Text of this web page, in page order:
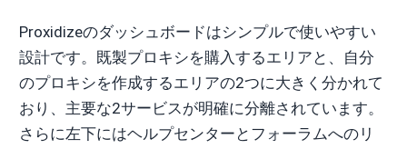
Proxidizeのダッシュボードはシンプルで使いやすい
設計です。既製プロキシを購入するエリアと、自分
のプロキシを作成するエリアの2つに大きく分かれて
おり、主要な2サービスが明確に分離されています。
さらに左下にはヘルプセンターとフォーラムへのリ